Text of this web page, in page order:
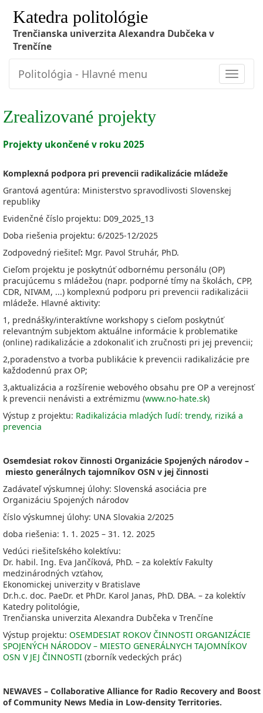
Katedra politológie
Trenčianska univerzita Alexandra Dubčeka v
Trenčíne
Toggle
Politológia - Hlavné menu
Zrealizované projekty
Projekty ukončené v roku 2025
Komplexná podpora pri prevencii radikalizácie mládeže
Grantová agentúra: Ministerstvo spravodlivosti Slovenskej
republiky
Evidenčné číslo projektu: D09_2025_13
Doba riešenia projektu: 6/2025-12/2025
Zodpovedný riešiteľ: Mgr. Pavol Struhár, PhD.
Cieľom projektu je poskytnúť odbornému personálu (OP)
pracujúcemu s mládežou (napr. podporné tímy na školách, CPP,
CDR, NIVAM, ...) komplexnú podporu pri prevencii radikalizácii
mládeže. Hlavné aktivity:
1, prednášky/interaktívne workshopy s cieľom poskytnúť
relevantným subjektom aktuálne informácie k problematike
(online) radikalizácie a zdokonaliť ich zručnosti pri jej prevencii;
2,poradenstvo a tvorba publikácie k prevencii radikalizácie pre
každodennú prax OP;
3,aktualizácia a rozšírenie webového obsahu pre OP a verejnosť
k prevencii nenávisti a extrémizmu (www.no-hate.sk)
Výstup z projektu: Radikalizácia mladých ľudí: trendy, riziká a
prevencia
Osemdesiat rokov činnosti Organizácie Spojených národov –
miesto generálnych tajomníkov OSN v jej činnosti
Zadávateľ výskumnej úlohy: Slovenská asociácia pre
Organizáciu Spojených národov
číslo výskumnej úlohy: UNA Slovakia 2/2025
doba riešenia: 1. 1. 2025 – 31. 12. 2025
Vedúci riešiteľského kolektívu:
Dr. habil. Ing. Eva Jančíková, PhD. – za kolektív Fakulty
medzinárodných vzťahov,
Ekonomickej univerzity v Bratislave
Dr.h.c. doc. PaeDr. et PhDr. Karol Janas, PhD. DBA. – za kolektív
Katedry politológie,
Trenčianska univerzita Alexandra Dubčeka v Trenčíne
Výstup projektu: OSEMDESIAT ROKOV ČINNOSTI ORGANIZÁCIE
SPOJENÝCH NÁRODOV – MIESTO GENERÁLNYCH TAJOMNÍKOV
OSN V JEJ ČINNOSTI (zborník vedeckých prác)
NEWAVES – Collaborative Alliance for Radio Recovery and Boost
of Community News Media in Low-density Territories.